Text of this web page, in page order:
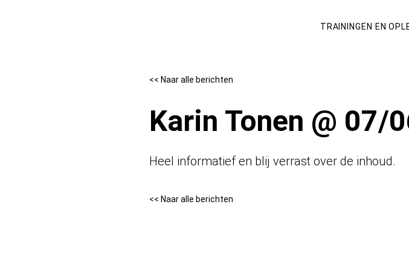
TRAININGEN EN
<< Naar alle berichten
Karin Tonen @ 07/
Heel informatief en blij verrast over de inhoud.
<< Naar alle berichten